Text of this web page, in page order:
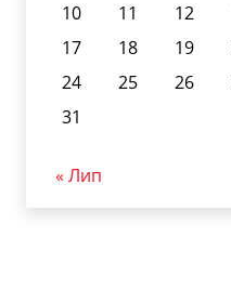
10
11 12
17
18 19
24
25 26
31
« Лип